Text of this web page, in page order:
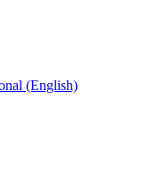
(English)